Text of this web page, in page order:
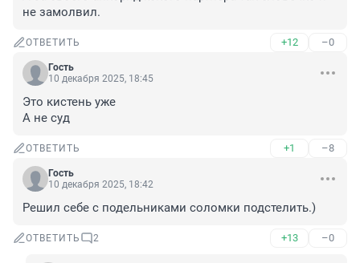
не замолвил.
ОТВЕТИТЬ +12 –0
Гость
10 декабря 2025, 18:45
Это кистень уже
А не суд
ОТВЕТИТЬ +1 –8
Гость
10 декабря 2025, 18:42
Решил себе с подельниками соломки подстелить.)
ОТВЕТИТЬ 2 +13 –0